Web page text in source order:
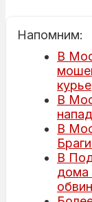
Напомним:
В
В
В
В
дома